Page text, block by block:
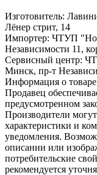
Изготовитель:
Лёнер стрит, 14
Импортер: ЧТУП
Независимости 11,
Сервисный центр:
Минск, пр-т
Информация о товаре
Продавец
предусмотренном
Производители
характеристики и
уведомления.
описании или
потребительские
рекомендуется